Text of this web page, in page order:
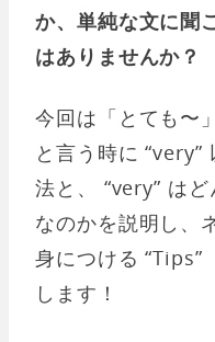
か、単純な文に聞
はありませんか？
今回は「とても〜
と言う時に
法と、 “very” は
なのかを説明し、
身につける “Tips”
します！